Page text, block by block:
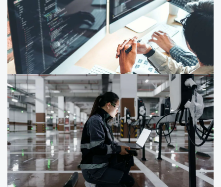
Nickel, la technologie au service d’une mission :
simplicité et universalité
Article
IA et souveraineté technologique : une
opportunité collective